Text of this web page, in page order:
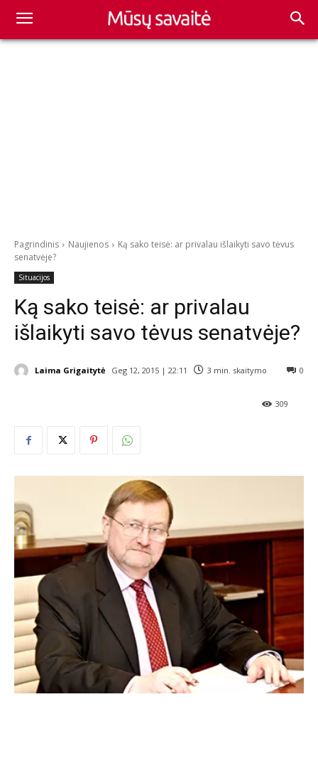
Pagrindinis Naujienos
Ką sako teisė: ar privalau išlaikyti savo tėvus
senatvėje?
Situacijos
Ką sako teisė: ar privalau
išlaikyti savo tėvus senatvėje?
Laima Grigaitytė Geg 12, 2015 | 22:11 3 min. skaitymo 0
309